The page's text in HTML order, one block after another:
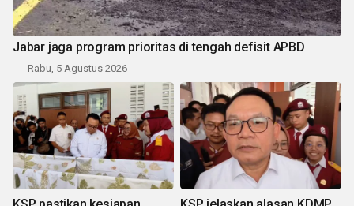
Jabar jaga program prioritas di tengah defisit APBD
Rabu, 5 Agustus 2026